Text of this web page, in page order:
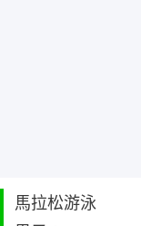
馬拉松游泳